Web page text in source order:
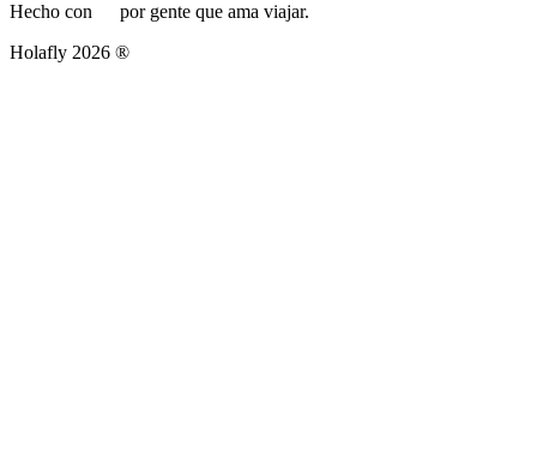
Hecho con
por gente que ama viajar.
Holafly 2026 ®